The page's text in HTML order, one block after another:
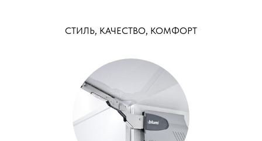
СТИЛЬ, КАЧЕСТВО, КОМФОРТ